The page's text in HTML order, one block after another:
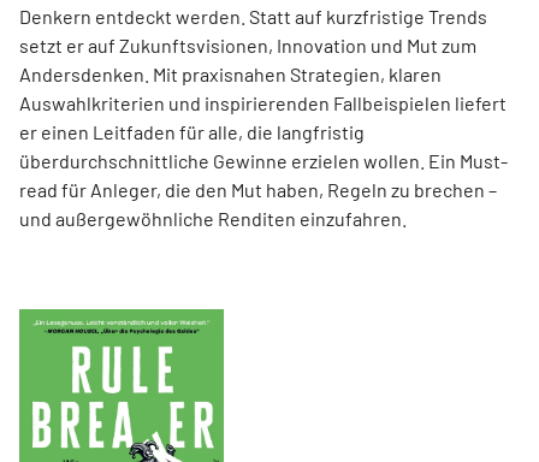
Denkern entdeckt werden. Statt auf kurzfristige Trends
setzt er auf Zukunftsvisionen, Innovation und Mut zum
Andersdenken. Mit praxisnahen Strategien, klaren
Auswahlkriterien und inspirierenden Fallbeispielen liefert
er einen Leit­faden für alle, die langfristig
überdurchschnittliche Gewinne erzielen wollen. Ein Must-
read für Anleger, die den Mut haben, Regeln zu brechen –
und außergewöhnliche Renditen einzufahren.